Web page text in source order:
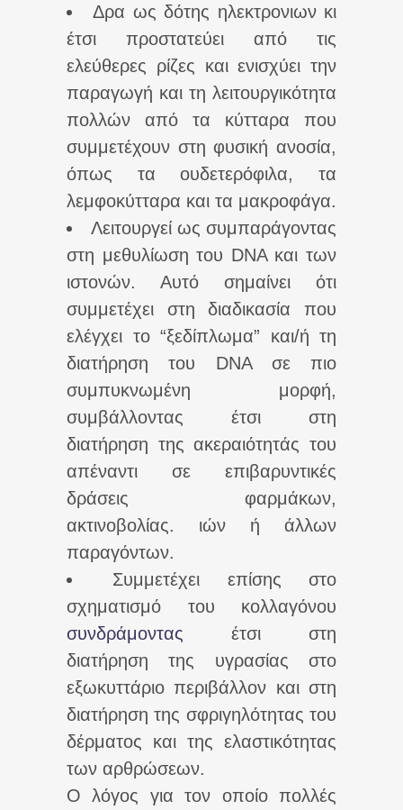
Δρα ως δότης ηλεκτρονιων κι
έτσι προστατεύει από τις
ελεύθερες ρίζες και ενισχύει την
παραγωγή και τη λειτουργικότητα
πολλών από τα κύτταρα που
συμμετέχουν στη φυσική ανοσία,
όπως τα ουδετερόφιλα, τα
λεμφοκύτταρα και τα μακροφάγα.
Λειτουργεί ως συμπαράγοντας
στη μεθυλίωση του DNA και των
ιστονών. Αυτό σημαίνει ότι
συμμετέχει στη διαδικασία που
ελέγχει το “ξεδίπλωμα” και/ή τη
διατήρηση του DNA σε πιο
συμπυκνωμένη μορφή,
συμβάλλοντας έτσι στη
διατήρηση της ακεραιότητάς του
απέναντι σε επιβαρυντικές
δράσεις φαρμάκων,
ακτινοβολίας. ιών ή άλλων
παραγόντων.
Συμμετέχει επίσης στο
σχηματισμό του κολλαγόνου
συνδράμοντας έτσι στη
διατήρηση της υγρασίας στο
εξωκυττάριο περιβάλλον και στη
διατήρηση της σφριγηλότητας του
δέρματος και της ελαστικότητας
των αρθρώσεων.
Ο λόγος για τον οποίο πολλές